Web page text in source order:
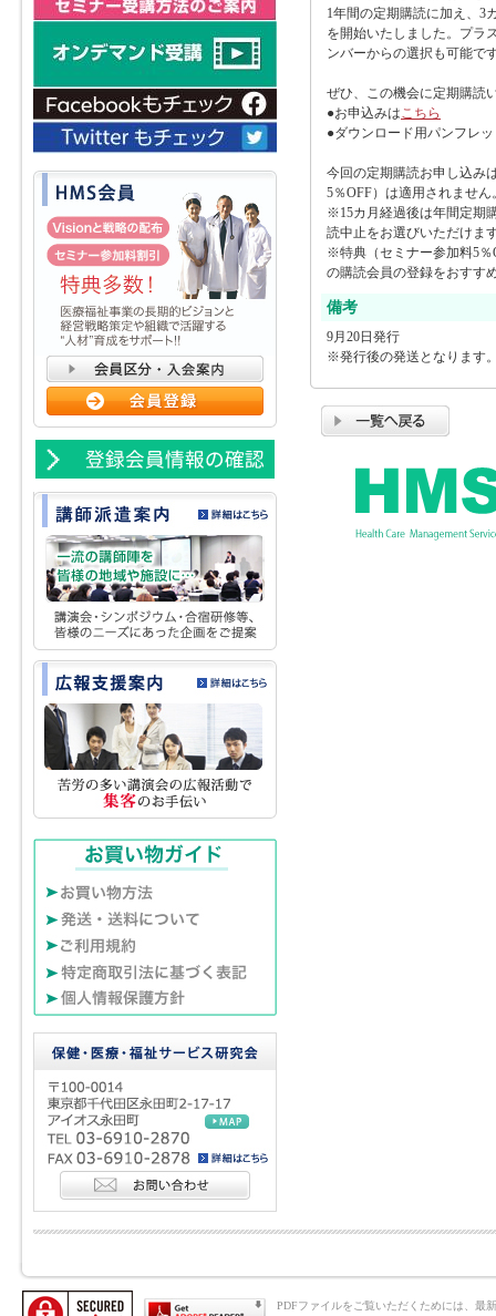
1年間の定期購読に加え、3
を開始いたしました。プラ
ンバーからの選択も可能で
ぜひ、この機会に定期購読
●お申込みはこちら
●ダウンロード用パンフレ
今回の定期購読お申し込み
5％OFF）は適用されません
※15カ月経過後は年間定期
読中止をお選びいただけま
※特典（セミナー参加料5
の購読会員の登録をおすす
備考
9月20日発行
※発行後の発送となります
PDFファイルをご覧いただくためには、最